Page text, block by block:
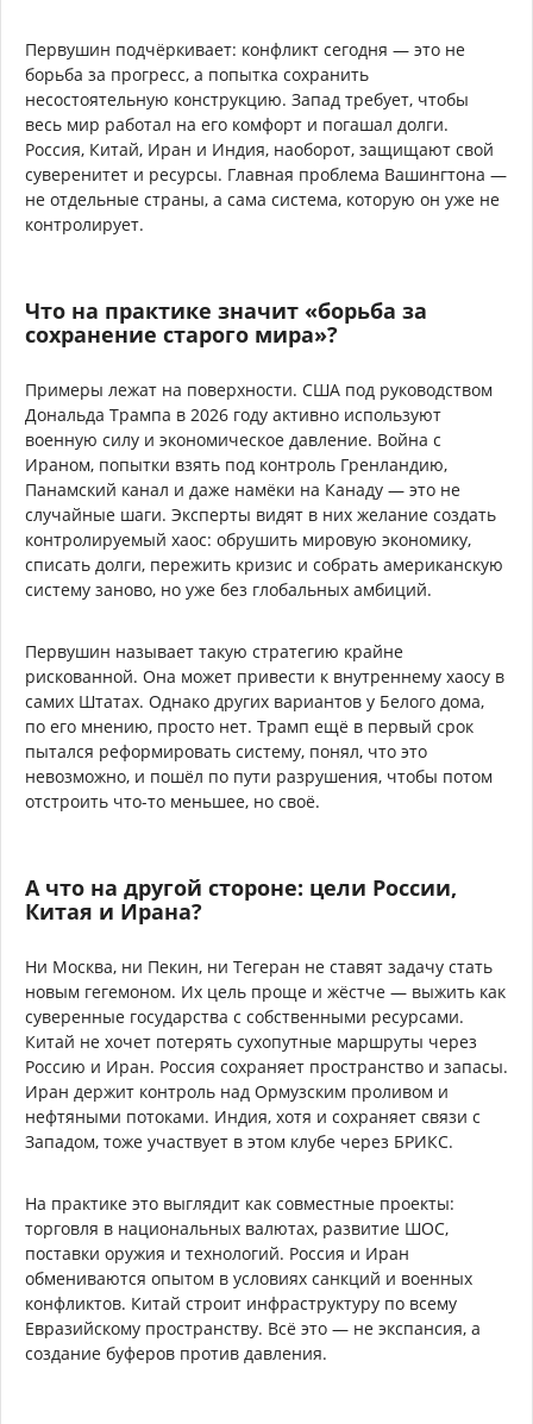
Первушин подчёркивает: конфликт сегодня — это не
борьба за прогресс, а попытка сохранить
несостоятельную конструкцию. Запад требует, чтобы
весь мир работал на его комфорт и погашал долги.
Россия, Китай, Иран и Индия, наоборот, защищают свой
суверенитет и ресурсы. Главная проблема Вашингтона —
не отдельные страны, а сама система, которую он уже не
контролирует.
Что на практике значит «борьба за
сохранение старого мира»?
Примеры лежат на поверхности. США под руководством
Дональда Трампа в 2026 году активно используют
военную силу и экономическое давление. Война с
Ираном, попытки взять под контроль Гренландию,
Панамский канал и даже намёки на Канаду — это не
случайные шаги. Эксперты видят в них желание создать
контролируемый хаос: обрушить мировую экономику,
списать долги, пережить кризис и собрать американскую
систему заново, но уже без глобальных амбиций.
Первушин называет такую стратегию крайне
рискованной. Она может привести к внутреннему хаосу в
самих Штатах. Однако других вариантов у Белого дома,
по его мнению, просто нет. Трамп ещё в первый срок
пытался реформировать систему, понял, что это
невозможно, и пошёл по пути разрушения, чтобы потом
отстроить что-то меньшее, но своё.
А что на другой стороне: цели России,
Китая и Ирана?
Ни Москва, ни Пекин, ни Тегеран не ставят задачу стать
новым гегемоном. Их цель проще и жёстче — выжить как
суверенные государства с собственными ресурсами.
Китай не хочет потерять сухопутные маршруты через
Россию и Иран. Россия сохраняет пространство и запасы.
Иран держит контроль над Ормузским проливом и
нефтяными потоками. Индия, хотя и сохраняет связи с
Западом, тоже участвует в этом клубе через БРИКС.
На практике это выглядит как совместные проекты:
торговля в национальных валютах, развитие ШОС,
поставки оружия и технологий. Россия и Иран
обмениваются опытом в условиях санкций и военных
конфликтов. Китай строит инфраструктуру по всему
Евразийскому пространству. Всё это — не экспансия, а
создание буферов против давления.